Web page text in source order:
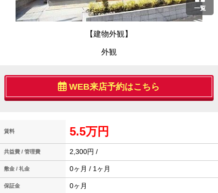
一覧
【建物外観】
外観
WEB来店予約はこちら
賃料 5.5万円
共益費 / 管理費 2,300円 /
敷金 / 礼金 0ヶ月 / 1ヶ月
保証金 0ヶ月